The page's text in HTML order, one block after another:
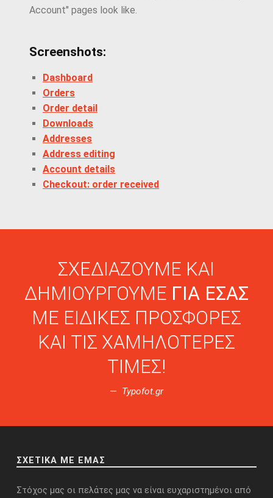
Account" pages look like.
Screenshots:
Dashboard
Orders
Order detail
Downloads
Addresses
Address editing
Account details
Checkout: order received
Skip back to navigation
ΣΧΕΔΙΑΖΟΥΜΕ ΚΑΙ
ΔΗΜΙΟΥΡΓΟΥΜΕ ΓΙΑ ΕΣΑΣ
ΜΕ ΕΙΔΙΚΕΣ ΠΡΟΣΦΟΡΕΣ
ΚΑΙ ΤΙΣ ΧΑΜΗΛΟΤΕΡΕΣ
ΤΙΜΕΣ!
Typofot.gr
ΣΧΕΤΙΚΑ ΜΕ ΕΜΑΣ
Στόχος μας οι πελάτες μας να είναι ευχαριστημένοι από